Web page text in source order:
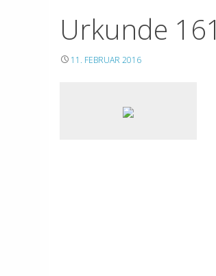
Urkunde 161
11. FEBRUAR 2016